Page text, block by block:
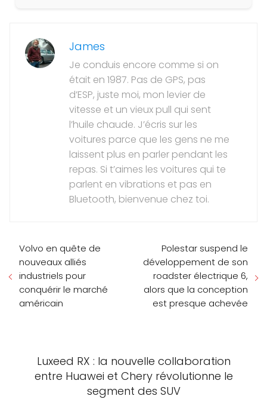
James
Je conduis encore comme si on
était en 1987. Pas de GPS, pas
d’ESP, juste moi, mon levier de
vitesse et un vieux pull qui sent
l’huile chaude. J’écris sur les
voitures parce que les gens ne me
laissent plus en parler pendant les
repas. Si t’aimes les voitures qui te
parlent en vibrations et pas en
Bluetooth, bienvenue chez toi.
Volvo en quête de
nouveaux alliés
industriels pour
conquérir le marché
américain
Polestar suspend le
développement de son
roadster électrique 6,
alors que la conception
est presque achevée
Luxeed RX : la nouvelle collaboration
entre Huawei et Chery révolutionne le
segment des SUV